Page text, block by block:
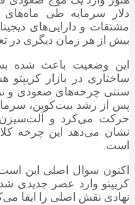
مشتقات و دارایی‌های
بیش از هر زمان دیگری در
این وضعیت باعث شده
ساختاری در بازار کریپتو
سنتی چرخه‌های صعودی و
پس از رشد بیت‌کوین،
حرکت می‌کرد و
نشان می‌دهد این چرخه
است.
اکنون سوال اصلی این است:
کریپتو وارد عصر جدیدی
نهادی نقش اصلی را ایفا